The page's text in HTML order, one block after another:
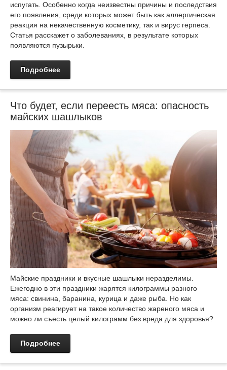
испугать. Особенно когда неизвестны причины и последствия
его появления, среди которых может быть как аллергическая
реакция на некачественную косметику, так и вирус герпеса.
Статья расскажет о заболеваниях, в результате которых
появляются пузырьки.
Подробнее
Что будет, если переесть мяса: опасность
майских шашлыков
Майские праздники и вкусные шашлыки неразделимы.
Ежегодно в эти праздники жарятся килограммы разного
мяса: свинина, баранина, курица и даже рыба. Но как
организм реагирует на такое количество жареного мяса и
можно ли съесть целый килограмм без вреда для здоровья?
Подробнее